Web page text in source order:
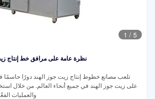
1 / 5
نظرة عامة على مرافق خط إنتاج
تلعب مصانع خطوط إنتاج زيت جوز الهند دورًا حاسمًا
على زيت جوز الهند في جميع أنحاء العالم. من خلال
والعمليات